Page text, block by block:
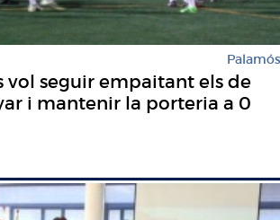
Palamós
vol seguir empaitant els de
i mantenir la porteria a 0